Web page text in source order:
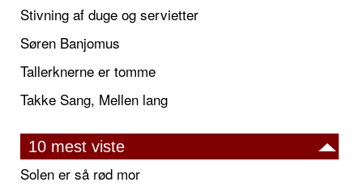
Stivning af duge og servietter
Søren Banjomus
Tallerknerne er tomme
Takke Sang, Mellen lang
10 mest viste
Solen er så rød mor